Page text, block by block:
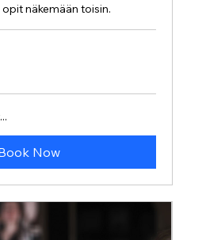
näkemään toisin.
Now